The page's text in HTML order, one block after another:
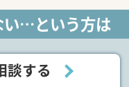
い…という方は
談する